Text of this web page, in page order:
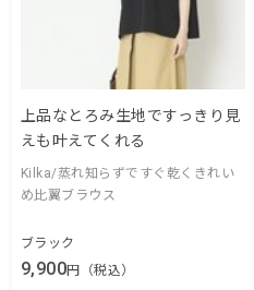
上品なとろみ生地ですっきり見
えも叶えてくれる
Kilka/蒸れ知らずですぐ乾くきれい
め比翼ブラウス
ブラック
9,900円（税込）